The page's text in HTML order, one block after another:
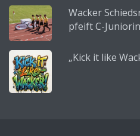
Wacker
pfeift C-
„Kick it like